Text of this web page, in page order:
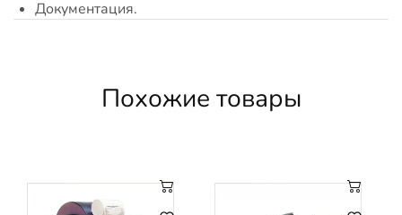
Документация.
Похожие товары